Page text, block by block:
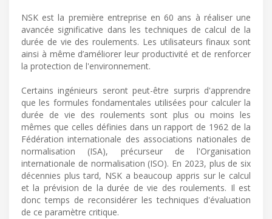
NSK est la première entreprise en 60 ans à réaliser une
avancée significative dans les techniques de calcul de la
durée de vie des roulements. Les utilisateurs finaux sont
ainsi à même d’améliorer leur productivité et de renforcer
la protection de l'environnement.
Certains ingénieurs seront peut-être surpris d'apprendre
que les formules fondamentales utilisées pour calculer la
durée de vie des roulements sont plus ou moins les
mêmes que celles définies dans un rapport de 1962 de la
Fédération internationale des associations nationales de
normalisation (ISA), précurseur de l'Organisation
internationale de normalisation (ISO). En 2023, plus de six
décennies plus tard, NSK a beaucoup appris sur le calcul
et la prévision de la durée de vie des roulements. Il est
donc temps de reconsidérer les techniques d'évaluation
de ce paramètre critique.